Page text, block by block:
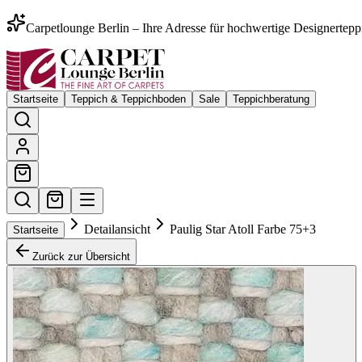
Carpetlounge Berlin – Ihre Adresse für hochwertige
Startseite Teppich & Teppichboden Sale Teppichberatung
Startseite Detailansicht Paulig Star Atoll Farbe 75+3
Zurück zur Übersicht